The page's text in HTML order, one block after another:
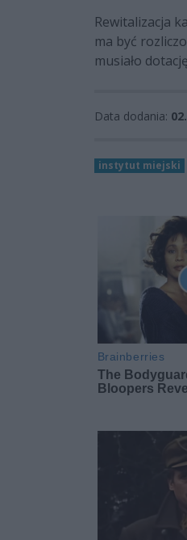
Rewitalizacja
ma być
musiało
Data dodania:
instytut miejski